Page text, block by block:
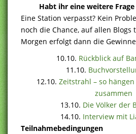
Habt ihr eine weitere Frage
Eine Station verpasst? Kein
noch die Chance, auf allen Blogs
Morgen erfolgt dann die
10.10. Rückblick auf
11.10.
12.10. Zeitstrahl – so
zusammen
13.10. Die Völker der
14.10. Interview mit
Teilnahmebedingungen